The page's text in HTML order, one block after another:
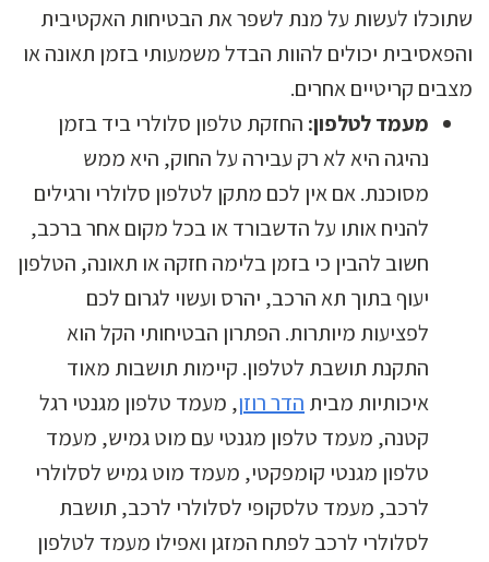
שתוכלו לעשות על מנת לשפר את הבטיחות האקטיבית
והפאסיבית יכולים להוות הבדל משמעותי בזמן תאונה או
מצבים קריטיים אחרים.
מעמד לטלפון: החזקת טלפון סלולרי ביד בזמן
נהיגה היא לא רק עבירה על החוק, היא ממש
מסוכנת. אם אין לכם מתקן לטלפון סלולרי ורגילים
להניח אותו על הדשבורד או בכל מקום אחר ברכב,
חשוב להבין כי בזמן בלימה חזקה או תאונה, הטלפון
יעוף בתוך תא הרכב, יהרס ועשוי לגרום לכם
לפציעות מיותרות. הפתרון הבטיחותי הקל הוא
התקנת תושבת לטלפון. קיימות תושבות מאוד
איכותיות מבית הדר רוזן, מעמד טלפון מגנטי רגל
קטנה, מעמד טלפון מגנטי עם מוט גמיש, מעמד
טלפון מגנטי קומפקטי, מעמד מוט גמיש לסלולרי
לרכב, מעמד טלסקופי לסלולרי לרכב, תושבת
לסלולרי לרכב לפתח המזגן ואפילו מעמד לטלפון